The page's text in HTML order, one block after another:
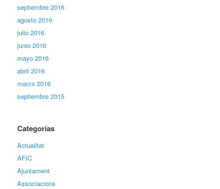
septiembre 2016
agosto 2016
julio 2016
junio 2016
mayo 2016
abril 2016
marzo 2016
septiembre 2015
Categorías
Actualitat
AFIC
Ajuntament
Associacions